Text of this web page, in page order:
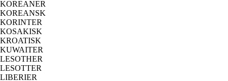
KOREANER
KOREANSK
KORINTER
KOSAKISK
KROATISK
KUWAITER
LESOTHER
LESOTTER
LIBERIER